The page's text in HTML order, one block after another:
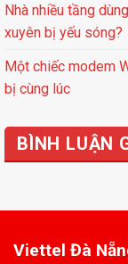
Nhà nhiều tầng
xuyên bị yếu sóng?
Một chiếc modem
bị cùng lúc
BÌNH LUẬN
Viettel Đà